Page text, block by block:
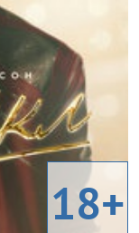
18+